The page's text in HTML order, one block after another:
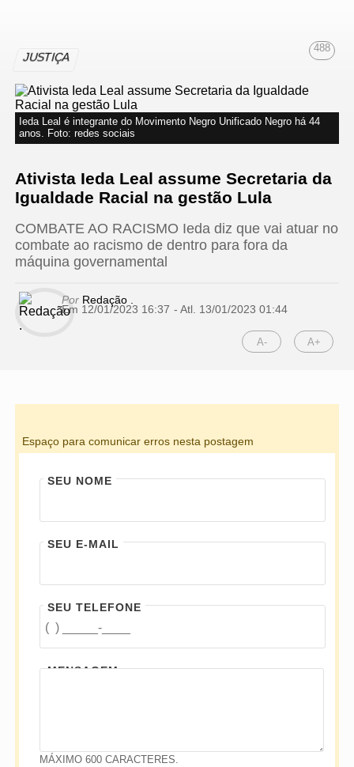
JUSTIÇA
488
Ieda Leal é integrante do Movimento Negro Unificado Negro há 44
anos. Foto: redes sociais
Ativista Ieda Leal assume Secretaria da
Igualdade Racial na gestão Lula
COMBATE AO RACISMO Ieda diz que vai atuar no
combate ao racismo de dentro para fora da
máquina governamental
Por Redação .
Em 12/01/2023 16:37 - Atl. 13/01/2023 01:44
A- A+
Espaço para comunicar erros nesta postagem
SEU NOME
SEU E-MAIL
SEU TELEFONE
MENSAGEM
MÁXIMO 600 CARACTERES.